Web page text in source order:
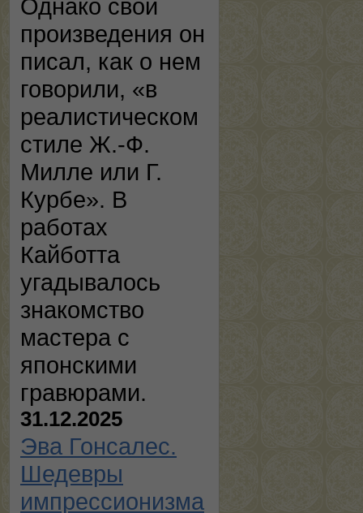
Однако свои
произведения он
писал, как о нем
говорили, «в
реалистическом
стиле Ж.-Ф.
Милле или Г.
Курбе». В
работах
Кайботта
угадывалось
знакомство
мастера с
японскими
гравюрами.
31.12.2025
Эва Гонсалес.
Шедевры
импрессионизма